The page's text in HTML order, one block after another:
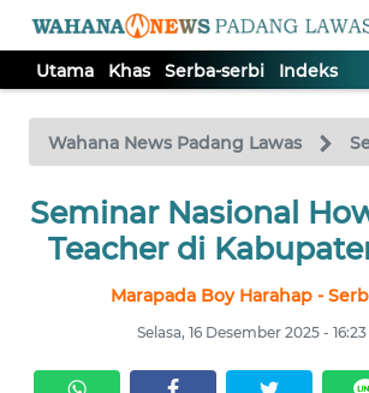
Utama Khas Serba-serbi Indeks
Wahana News Padang Lawas
Seminar Nasional
Teacher di
Marapada Boy Harahap -
Selasa, 16 Desember 2025 -
TV
Tutup
UTAMA
SERBI